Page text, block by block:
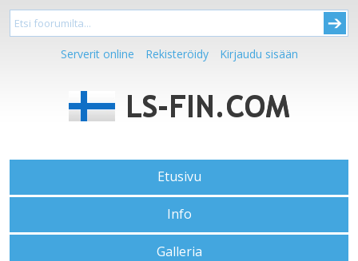
Serverit online Rekisteröidy Kirjaudu sisään
Etusivu
Info
Galleria